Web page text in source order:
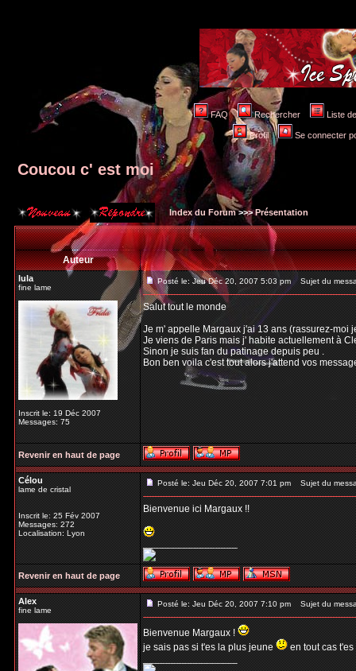
FAQ Rechercher Liste
Profil Se connecter
Coucou c' est moi
Index du Forum>>>Présentation
Auteur
lula
fine lame
Inscrit le: 19 Déc 2007
Messages: 75
Posté le: Jeu Déc 20, 2007 5:03 pm Sujet du
Salut tout le monde
Je m' appelle Margaux j'ai 13 ans (rassurez-moi
Je viens de Paris mais j' habite actuellement à
Sinon je suis fan du patinage depuis peu .
Bon ben voila c'est tout alors j'attend vos
Revenir en haut de page
Célou
lame de cristal
Inscrit le: 25 Fév 2007
Messages: 272
Localisation: Lyon
Posté le: Jeu Déc 20, 2007 7:01 pm Sujet du
Bienvenue ici Margaux !!
_________________
Revenir en haut de page
Alex
fine lame
Posté le: Jeu Déc 20, 2007 7:10 pm Sujet du
Bienvenue Margaux !
je sais pas si t'es la plus jeune
en tout cas
_________________